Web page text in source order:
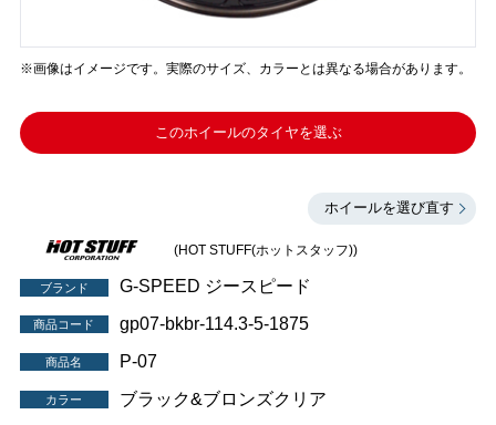
※画像はイメージです。実際のサイズ、カラーとは異なる場合があります。
このホイールのタイヤを選ぶ
ホイールを選び直す
(HOT STUFF(ホットスタッフ))
ブランド G-SPEED ジースピード
商品コード gp07-bkbr-114.3-5-1875
商品名 P-07
カラー ブラック&ブロンズクリア